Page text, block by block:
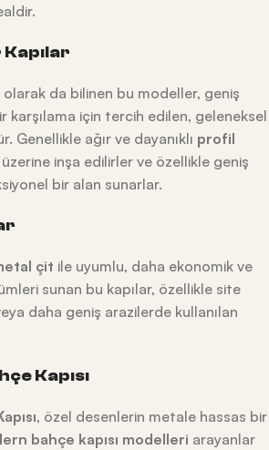
Kapılar
olarak da bilinen bu modeller, geniş
karşılama için tercih edilen, geleneksel
Genellikle ağır ve dayanıklı profil
inşa edilirler ve özellikle geniş
bir alan sunarlar.
çit ile uyumlu, daha ekonomik ve
sunan bu kapılar, özellikle site
daha geniş arazilerde kullanılan
Kapısı
, özel desenlerin metale hassas bir
bahçe kapısı modelleri arayanlar